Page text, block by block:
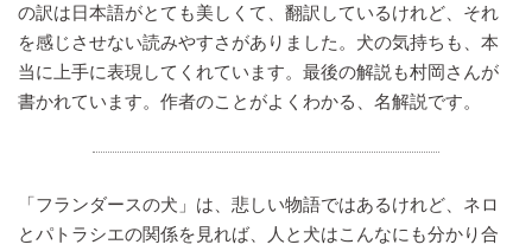
の訳は日本語がとても美しくて、翻訳しているけれど、それ
を感じさせない読みやすさがありました。犬の気持ちも、本
当に上手に表現してくれています。最後の解説も村岡さんが
書かれています。作者のことがよくわかる、名解説です。
「フランダースの犬」は、悲しい物語ではあるけれど、ネロ
とパトラシエの関係を見れば、人と犬はこんなにも分かり合